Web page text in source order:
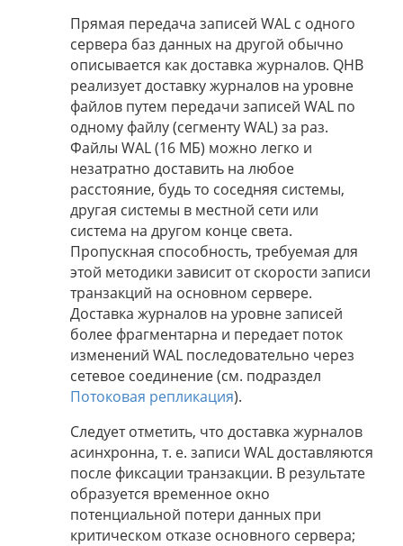
Прямая передача записей WAL с одного
сервера баз данных на другой обычно
описывается как доставка журналов. QHB
реализует доставку журналов на уровне
файлов путем передачи записей WAL по
одному файлу (сегменту WAL) за раз.
Файлы WAL (16 МБ) можно легко и
незатратно доставить на любое
расстояние, будь то соседняя системы,
другая системы в местной сети или
система на другом конце света.
Пропускная способность, требуемая для
этой методики зависит от скорости записи
транзакций на основном сервере.
Доставка журналов на уровне записей
более фрагментарна и передает поток
изменений WAL последовательно через
сетевое соединение (см. подраздел
Потоковая репликация).
Следует отметить, что доставка журналов
асинхронна, т. е. записи WAL доставляются
после фиксации транзакции. В результате
образуется временное окно
потенциальной потери данных при
критическом отказе основного сервера;